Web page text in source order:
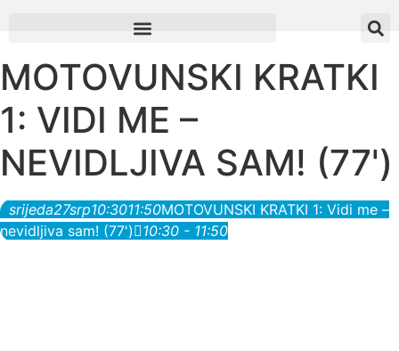
MOTOVUNSKI KRATKI
1: VIDI ME –
NEVIDLJIVA SAM! (77')
srijeda27srp10:3011:50MOTOVUNSKI KRATKI 1: Vidi me –
nevidljiva sam! (77')
10:30 - 11:50